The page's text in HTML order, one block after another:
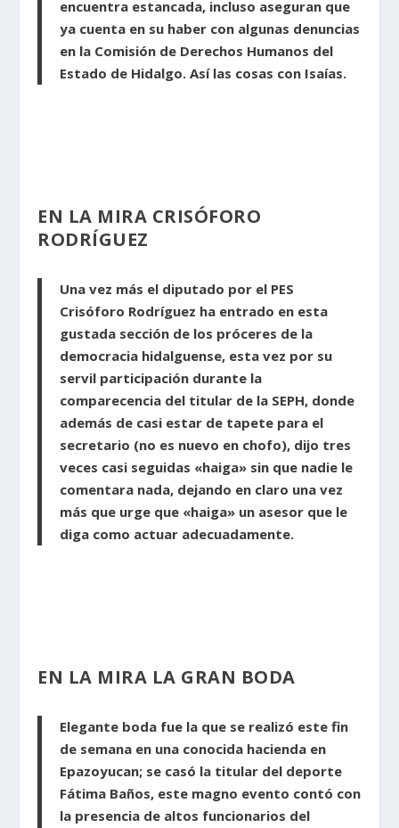
encuentra estancada, incluso aseguran que
ya cuenta en su haber con algunas denuncias
en la Comisión de Derechos Humanos del
Estado de Hidalgo. Así las cosas con Isaías.
EN LA MIRA CRISÓFORO
RODRÍGUEZ
Una vez más el diputado por el PES
Crisóforo Rodríguez ha entrado en esta
gustada sección de los próceres de la
democracia hidalguense, esta vez por su
servil participación durante la
comparecencia del titular de la SEPH, donde
además de casi estar de tapete para el
secretario (no es nuevo en chofo), dijo tres
veces casi seguidas «haiga» sin que nadie le
comentara nada, dejando en claro una vez
más que urge que «haiga» un asesor que le
diga como actuar adecuadamente.
EN LA MIRA LA GRAN BODA
Elegante boda fue la que se realizó este fin
de semana en una conocida hacienda en
Epazoyucan; se casó la titular del deporte
Fátima Baños, este magno evento contó con
la presencia de altos funcionarios del